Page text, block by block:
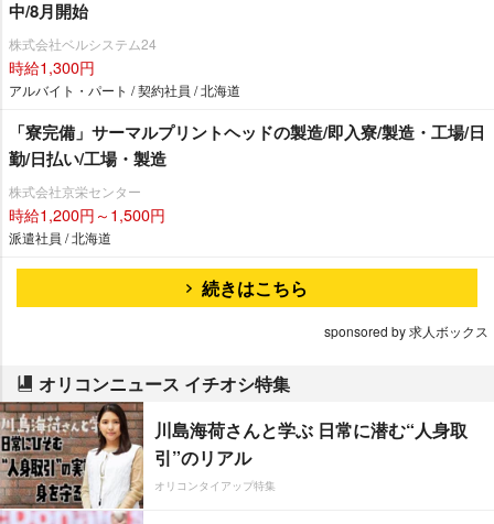
中/8月開始
株式会社ベルシステム24
時給1,300円
アルバイト・パート / 契約社員 / 北海道
「寮完備」サーマルプリントヘッドの製造/即入寮/製造・工場/日
勤/日払い/工場・製造
株式会社京栄センター
時給1,200円～1,500円
派遣社員 / 北海道
続きはこちら
sponsored by 求人ボックス
オリコンニュース イチオシ特集
川島海荷さんと学ぶ 日常に潜む“人身取
引”のリアル
オリコンタイアップ特集